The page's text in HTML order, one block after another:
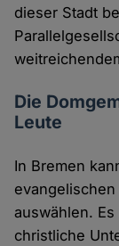
dieser Stadt
Die
Leute
In Bremen
auswählen.
christliche